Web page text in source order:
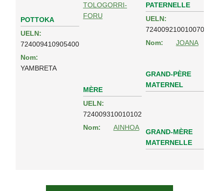
POTTOKA
UELN:
724009410905400
Nom:
YAMBRETA
TOLOGORRI-
FORU
PATERNELLE
UELN:
724009210010070
Nom:
JOANA
MÈRE
UELN:
724009310010102
Nom:
AINHOA
GRAND-PÈRE
MATERNEL
GRAND-MÈRE
MATERNELLE